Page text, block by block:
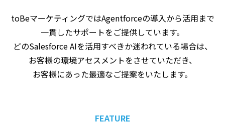
toBeマーケティングではAgentforceの導入から活用まで
一貫したサポートをご提供しています。
どのSalesforce AIを活用すべきか迷われている場合は、
お客様の環境アセスメントをさせていただき、
お客様にあった最適なご提案をいたします。
FEATURE